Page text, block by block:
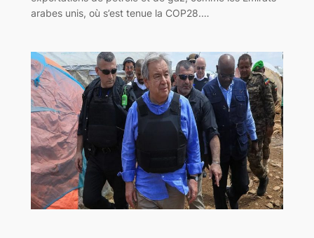
arabes unis, où s’est tenue la COP28.…